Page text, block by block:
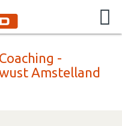
-
Amstelland